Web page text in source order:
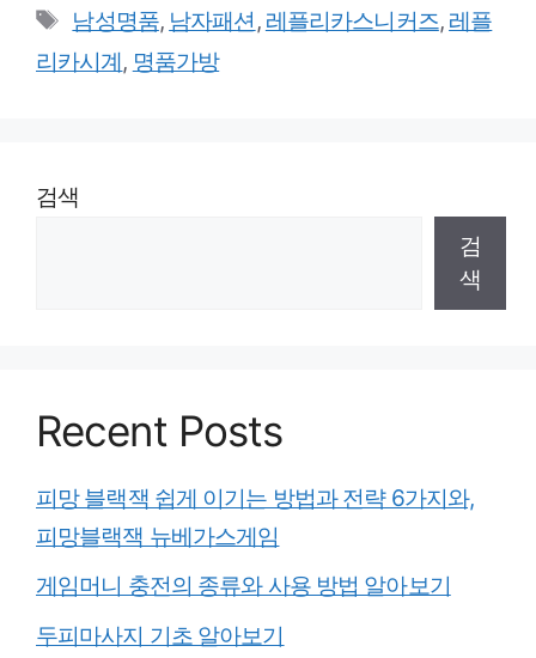
Tags
남성명품, 남자패션 , 레플리카스니커즈, 레플
리카시계, 명품가방
검색
검
색
Recent Posts
피망 블랙잭 쉽게 이기는 방법과 전략 6가지와,
피망블랙잭 뉴베가스게임
게임머니 충전의 종류와 사용 방법 알아보기
두피마사지 기초 알아보기